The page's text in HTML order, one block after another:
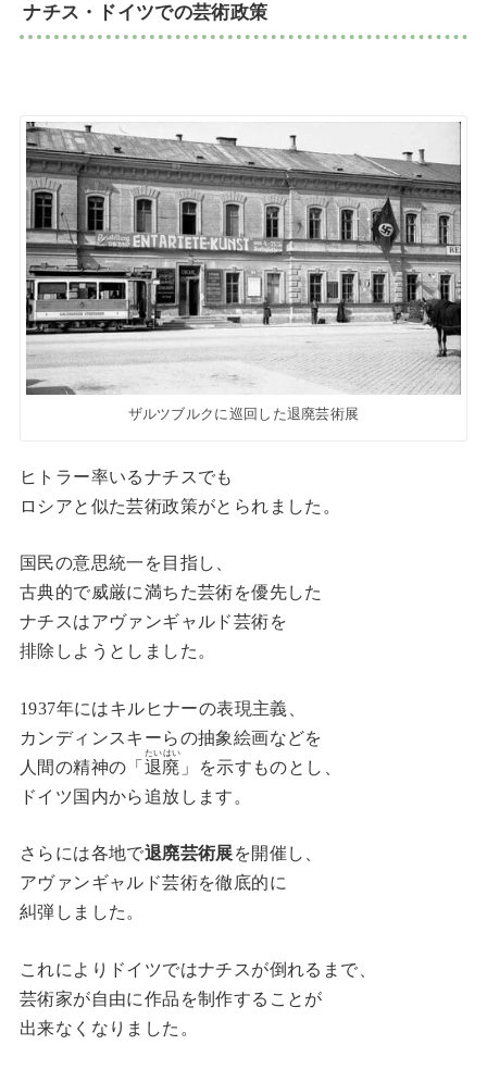
ナチス・ドイツでの芸術政策
ザルツブルクに巡回した退廃芸術展
ヒトラー率いるナチスでも
ロシアと似た芸術政策がとられました。
国民の意思統一を目指し、
古典的で威厳に満ちた芸術を優先した
ナチスはアヴァンギャルド芸術を
排除しようとしました。
1937年にはキルヒナーの表現主義、
カンディンスキーらの抽象絵画などを
人間の精神の「 退廃
たいはい
」を示すものとし、
ドイツ国内から追放します。
さらには各地で退廃芸術展を開催し、
アヴァンギャルド芸術を徹底的に
糾弾しました。
これによりドイツではナチスが倒れるまで、
芸術家が自由に作品を制作することが
出来なくなりました。